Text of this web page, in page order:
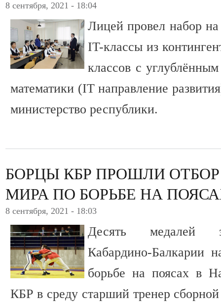
8 сентября, 2021 - 18:04
Лицей провел набор
IT-классы из
классов с
математики (IT направление
министерство республики.
БОРЦЫ КБР ПРОШЛИ
МИРА ПО БОРЬБЕ НА
8 сентября, 2021 - 18:03
Десять медалей
Кабардино-Балкарии
борьбе на поясах в
КБР в среду старший тренер